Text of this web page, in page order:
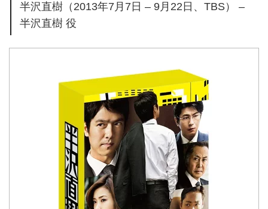
半沢直樹（2013年7月7日 – 9月22日、TBS） –
半沢直樹 役